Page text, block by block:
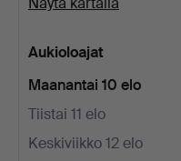
Aukioloajat
Maanantai 10 elo
Tiistai 11 elo
Keskiviikko 12 elo